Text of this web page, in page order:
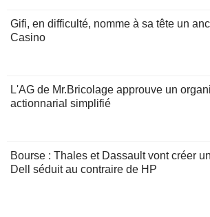
Gifi, en difficulté, nomme à sa tête un
Casino
L'AG de Mr.Bricolage approuve un
actionnarial simplifié
Bourse : Thales et Dassault vont créer
Dell séduit au contraire de HP